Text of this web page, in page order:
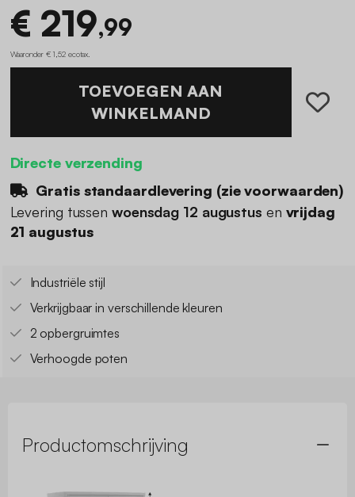
€ 219,99
Waaronder € 1,52 ecotax
TOEVOEGEN AAN
WINKELMAND
Directe verzending
Gratis standaardlevering (zie voorwaarden)
Levering tussen woensdag 12 augustus en vrijdag
21 augustus
Industriële stijl
Verkrijgbaar in verschillende kleuren
2 opbergruimtes
Verhoogde poten
Productomschrijving